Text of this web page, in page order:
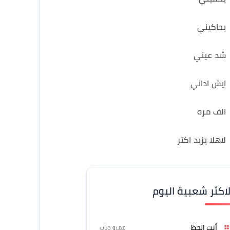
يحاكيني
شد عيني
ايش اداني
الف مره
لاهلا يزيد اكتر
شعبية اليوم
أنت الحظ عمرو دياب